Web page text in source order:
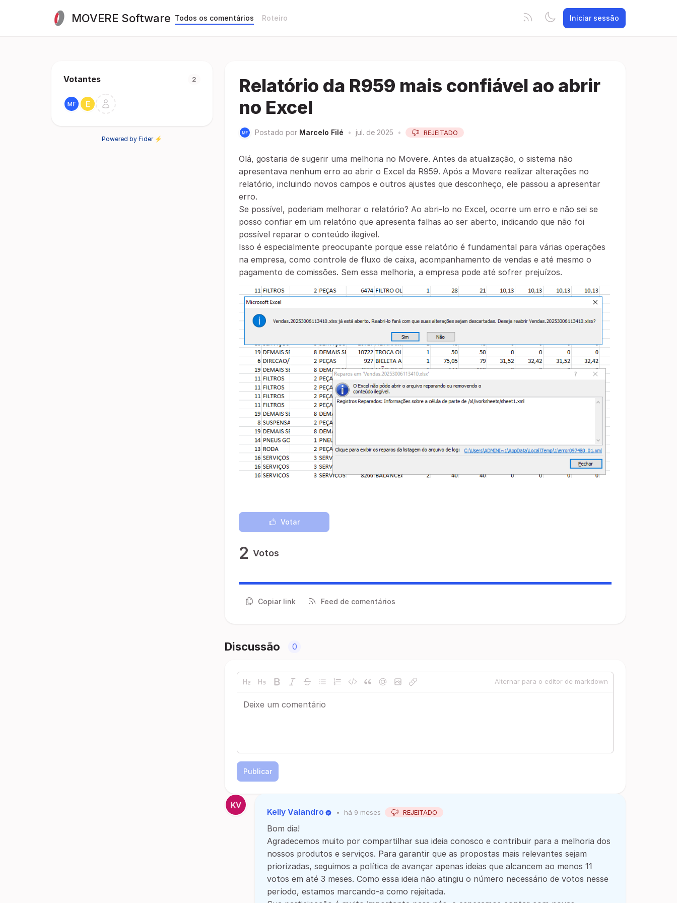
MOVERE Software Todos os comentários Roteiro Iniciar sessão
Votantes 2
Powered by Fider ⚡
Relatório da R959 mais confiável ao abrir
no Excel
Postado por Marcelo Filé • jul. de 2025 • REJEITADO
Olá, gostaria de sugerir uma melhoria no Movere. Antes da atualização, o sistema não
apresentava nenhum erro ao abrir o Excel da R959. Após a Movere realizar alterações no
relatório, incluindo novos campos e outros ajustes que desconheço, ele passou a apresentar
erro.
Se possível, poderiam melhorar o relatório? Ao abri-lo no Excel, ocorre um erro e não sei se
posso confiar em um relatório que apresenta falhas ao ser aberto, indicando que não foi
possível reparar o conteúdo ilegível.
Isso é especialmente preocupante porque esse relatório é fundamental para várias operações
na empresa, como controle de fluxo de caixa, acompanhamento de vendas e até mesmo o
pagamento de comissões. Sem essa melhoria, a empresa pode até sofrer prejuízos.
Votar
2 Votos
Copiar link Feed de comentários
Discussão 0
Alternar para o editor de markdown
Publicar
Kelly Valandro • há 9 meses REJEITADO
Bom dia!
Agradecemos muito por compartilhar sua ideia conosco e contribuir para a melhoria dos
nossos produtos e serviços. Para garantir que as propostas mais relevantes sejam
priorizadas, seguimos a política de avançar apenas ideias que alcancem ao menos 11
votos em até 3 meses. Como essa ideia não atingiu o número necessário de votos nesse
período, estamos marcando-a como rejeitada.